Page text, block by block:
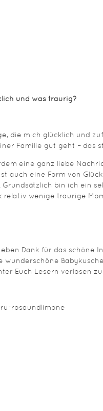
und was traurig?
die mich glücklich und
Familie gut geht – das
eine ganz liebe
auch eine Form von
Grundsätzlich bin ich ein
relativ wenige traurige
Dank für das schöne
wunderschöne
Euch Lesern verlosen